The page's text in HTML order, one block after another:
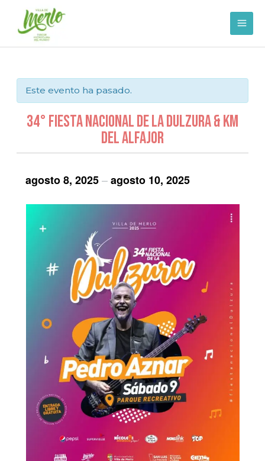
contenido
Este evento ha pasado.
34° Fiesta Nacional de la Dulzura & Km
del Alfajor
agosto 8, 2025–agosto 10, 2025